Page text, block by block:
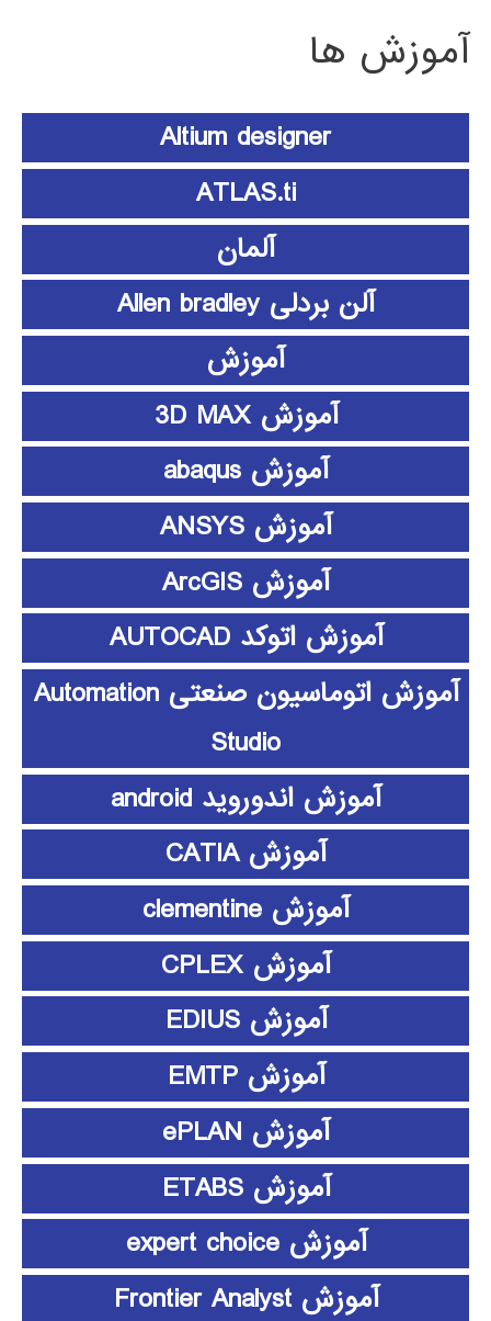
آموزش ها
Altium designer
ATLAS.ti
آلمان
آلن بردلی Allen bradley
آموزش
آموزش 3D MAX
آموزش abaqus
آموزش ANSYS
آموزش ArcGIS
آموزش اتوکد AUTOCAD
آموزش اتوماسیون صنعتی Automation
Studio
آموزش اندوروید android
آموزش CATIA
آموزش clementine
آموزش CPLEX
آموزش EDIUS
آموزش EMTP
آموزش ePLAN
آموزش ETABS
آموزش expert choice
آموزش Frontier Analyst